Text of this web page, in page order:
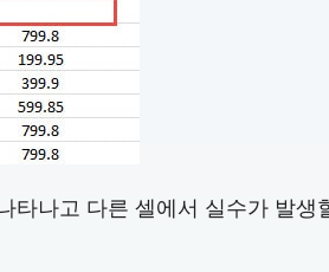
타나고 다른 셀에서 실수가 발생